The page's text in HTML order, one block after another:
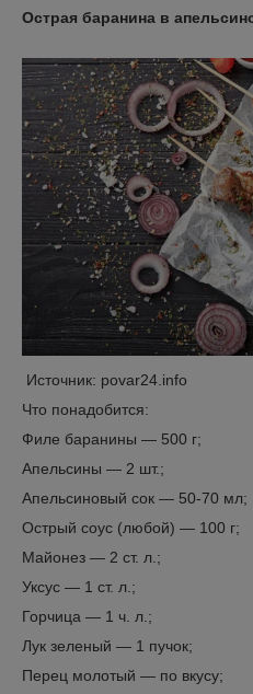
Острая баранина в
Источник: povar24.info
Что понадобится:
Филе баранины — 500 г;
Апельсины — 2 шт.;
Апельсиновый сок — 50-70 мл;
Острый соус (любой) — 100 г;
Майонез — 2 ст. л.;
Уксус — 1 ст. л.;
Горчица — 1 ч. л.;
Лук зеленый — 1 пучок;
Перец молотый — по вкусу;